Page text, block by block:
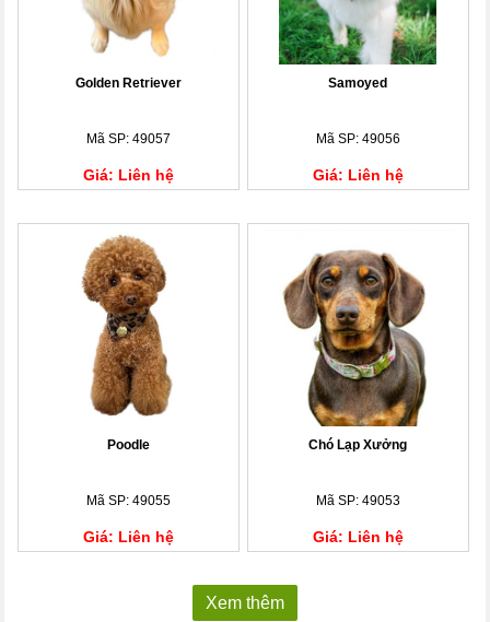
Golden Retriever
Mã SP: 49057
Giá: Liên hệ
Samoyed
Mã SP: 49056
Giá: Liên hệ
Poodle
Mã SP: 49055
Giá: Liên hệ
Chó Lạp Xưởng
Mã SP: 49053
Giá: Liên hệ
Xem thêm